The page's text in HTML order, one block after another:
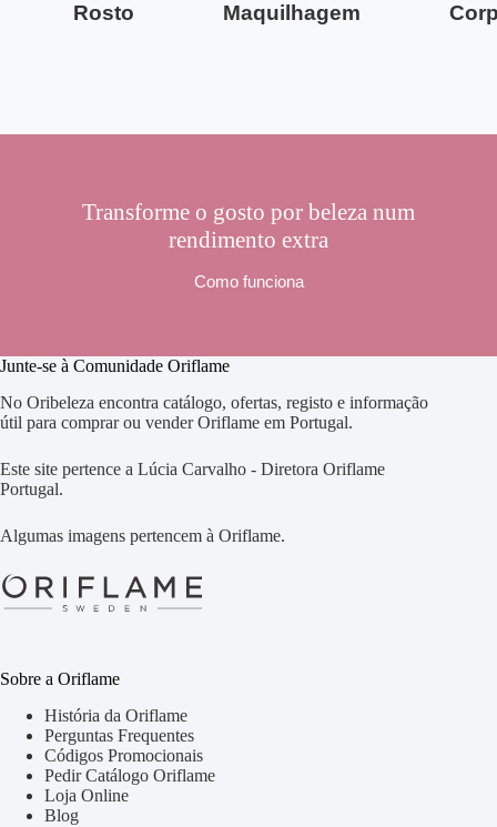
Rosto Maquilhagem
Transforme o gosto por beleza num
rendimento extra
Como funciona
Junte-se à Comunidade Oriflame
No Oribeleza encontra catálogo, ofertas, registo e informação
útil para comprar ou vender Oriflame em Portugal.
Este site pertence a Lúcia Carvalho - Diretora Oriflame
Portugal.
Algumas imagens pertencem à Oriflame.
Sobre a Oriflame
História da Oriflame
Perguntas Frequentes
Códigos Promocionais
Pedir Catálogo Oriflame
Loja Online
Blog